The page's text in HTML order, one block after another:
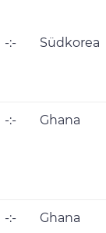
-:- Südkorea
-:- Ghana
-:- Ghana